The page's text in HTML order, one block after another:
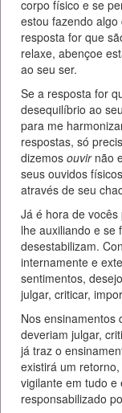
corpo físico e se
estou fazendo
resposta for que
relaxe, abençoe
ao seu ser.
Se a resposta for
desequilíbrio ao
para me
respostas, só
dizemos ouvirnão
seus ouvidos
através de seu
Já é hora de
lhe auxiliando e se
desestabilizam.
internamente e
sentimentos,
julgar, criticar,
Nos ensinamentos
deveriam julgar,
já traz o
existirá um
vigilante em tudo e
responsabilizado